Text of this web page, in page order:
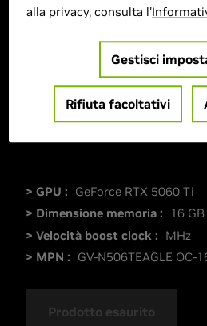
> GPU : GeForce RTX 5060 Ti
> Dimensione memoria :
16
> Velocità boost clock : MHz
> MPN : GV-N506TEAGLE OC-
Prodotto esaurito
alla privacy, consulta l'
Gestisci
Rifiuta facoltativi